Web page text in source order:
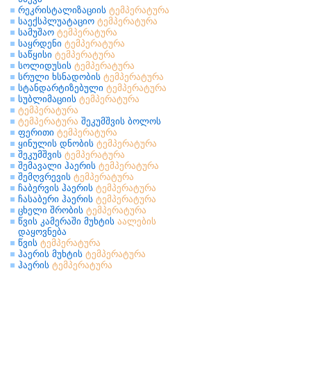
რეკრისტალიზაციის ტემპერატურა
საექსპლუატაციო ტემპერატურა
სამუშაო ტემპერატურა
საყრდენი ტემპერატურა
საწყისი ტემპერატურა
სოლიდუსის ტემპერატურა
სრული ხსნადობის ტემპერატურა
სტანდარტიზებული ტემპერატურა
სუბლიმაციის ტემპერატურა
ტემპერატურა
ტემპერატურა შეკუმშვის ბოლოს
ფერითი ტემპერატურა
ყინულის დნობის ტემპერატურა
შეკუმშვის ტემპერატურა
შემავალი ჰაერის ტემპერატურა
შემღვრევის ტემპერატურა
ჩაბერვის ჰაერის ტემპერატურა
ჩასაბერი ჰაერის ტემპერატურა
ცხელი შრობის ტემპერატურა
წვის კამერაში მუხტის აალების
დაყოვნება
წვის ტემპერატურა
ჰაერის მუხტის ტემპერატურა
ჰაერის ტემპერატურა